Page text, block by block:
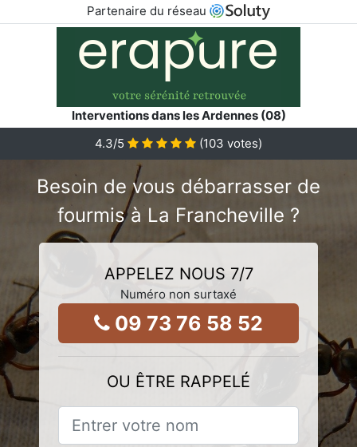
Partenaire du réseau
Interventions dans les Ardennes (08)
4.3/5 (103 votes)
Besoin de vous débarrasser de
fourmis à La Francheville ?
APPELEZ NOUS 7/7
Numéro non surtaxé
09 73 76 58 52
OU ÊTRE RAPPELÉ